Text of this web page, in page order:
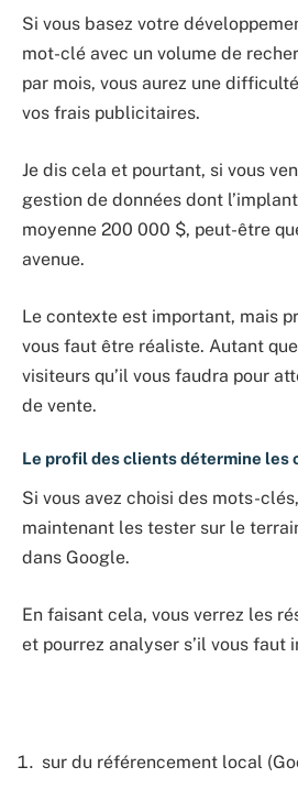
Si vous basez votre
mot-clé avec un volume de
par mois, vous aurez une
vos frais publicitaires.
Je dis cela et pourtant, si vous
gestion de données dont
moyenne 200 000 $, peut-être
avenue.
Le contexte est important, mais
vous faut être réaliste. Autant
visiteurs qu’il vous faudra pour
de vente.
Le profil des clients détermine les
Si vous avez choisi des mots-
maintenant les tester sur le
dans Google.
En faisant cela, vous verrez les
et pourrez analyser s’il vous faut
sur du référencement local